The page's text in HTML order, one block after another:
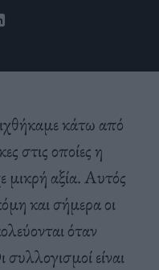
κάτω από
στις οποίες η
μικρή αξία. Αυτός
και σήμερα οι
όταν
είναι